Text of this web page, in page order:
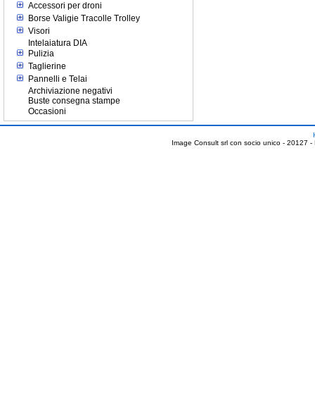
Accessori per droni
Borse Valigie Tracolle Trolley
Visori
Intelaiatura DIA
Pulizia
Taglierine
Pannelli e Telai
Archiviazione negativi
Buste consegna stampe
Occasioni
Image Consult srl con socio unico - 20127